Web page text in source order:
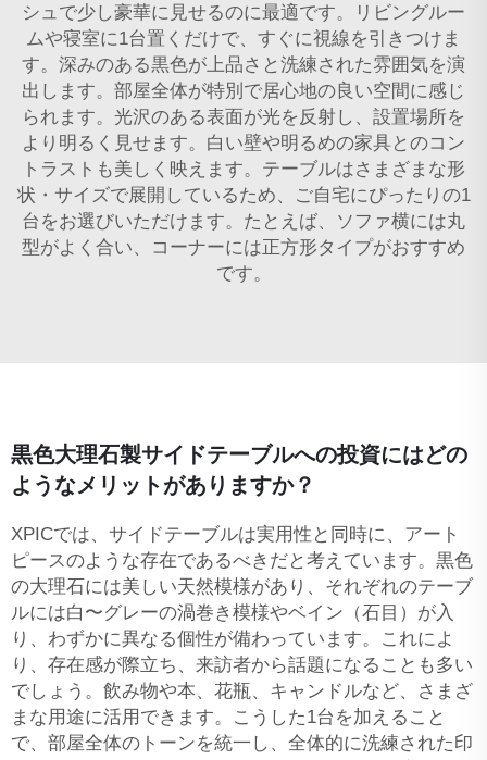
シュで少し豪華に見せるのに最適です。リビングルー
ムや寝室に1台置くだけで、すぐに視線を引きつけま
す。深みのある黒色が上品さと洗練された雰囲気を演
出します。部屋全体が特別で居心地の良い空間に感じ
られます。光沢のある表面が光を反射し、設置場所を
より明るく見せます。白い壁や明るめの家具とのコン
トラストも美しく映えます。テーブルはさまざまな形
状・サイズで展開しているため、ご自宅にぴったりの1
台をお選びいただけます。たとえば、ソファ横には丸
型がよく合い、コーナーには正方形タイプがおすすめ
です。
黒色大理石製サイドテーブルへの投資にはどの
ようなメリットがありますか？
XPICでは、サイドテーブルは実用性と同時に、アート
ピースのような存在であるべきだと考えています。黒色
の大理石には美しい天然模様があり、それぞれのテーブ
ルには白〜グレーの渦巻き模様やベイン（石目）が入
り、わずかに異なる個性が備わっています。これによ
り、存在感が際立ち、来訪者から話題になることも多い
でしょう。飲み物や本、花瓶、キャンドルなど、さまざ
まな用途に活用できます。こうした1台を加えること
で、部屋全体のトーンを統一し、全体的に洗練された印